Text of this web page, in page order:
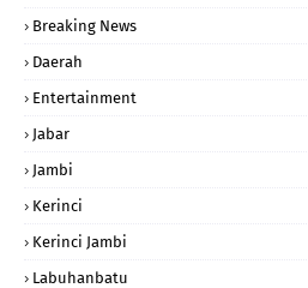
Breaking News
Daerah
Entertainment
Jabar
Jambi
Kerinci
Kerinci Jambi
Labuhanbatu